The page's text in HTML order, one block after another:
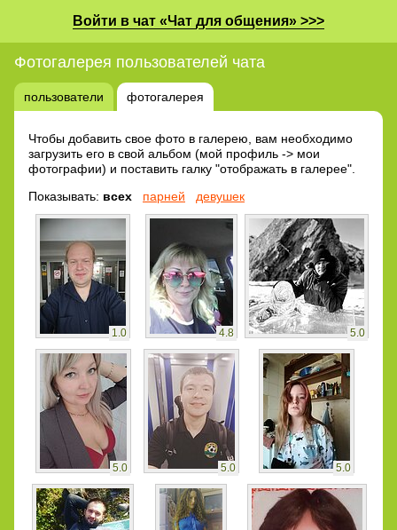
Войти в чат «Чат для общения» >>>
Фотогалерея пользователей чата
пользователи фотогалерея
Чтобы добавить свое фото в галерею, вам необходимо
загрузить его в свой альбом (мой профиль -> мои
фотографии) и поставить галку "отображать в галерее".
Показывать: всех парней девушек
1.0 4.8 5.0
5.0 5.0 5.0